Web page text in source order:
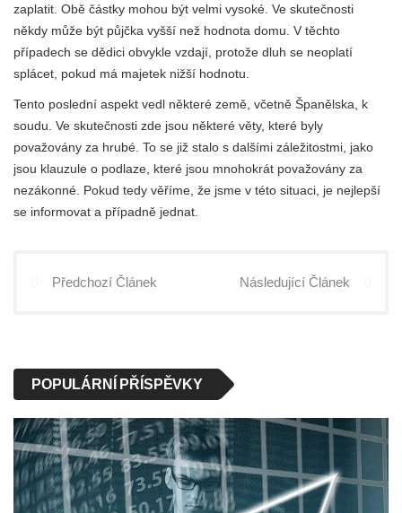
zaplatit. Obě částky mohou být velmi vysoké. Ve skutečnosti
někdy může být půjčka vyšší než hodnota domu. V těchto
případech se dědici obvykle vzdají, protože dluh se neoplatí
splácet, pokud má majetek nižší hodnotu.
Tento poslední aspekt vedl některé země, včetně Španělska, k
soudu. Ve skutečnosti zde jsou některé věty, které byly
považovány za hrubé. To se již stalo s dalšími záležitostmi, jako
jsou klauzule o podlaze, které jsou mnohokrát považovány za
nezákonné. Pokud tedy věříme, že jsme v této situaci, je nejlepší
se informovat a případně jednat.
Předchozí Článek Následující Článek
POPULÁRNÍ PŘÍSPĚVKY